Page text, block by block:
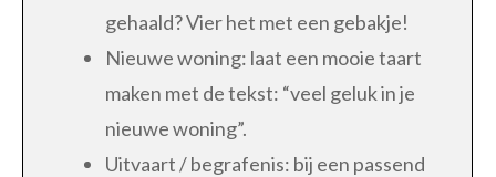
gehaald? Vier het met een gebakje!
Nieuwe woning: laat een mooie taart
maken met de tekst: “veel geluk in je
nieuwe woning”.
Uitvaart / begrafenis: bij een passend